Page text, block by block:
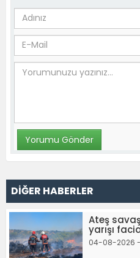
DİĞER HABERLER
Ateş
yarışı
04-08-2026 -